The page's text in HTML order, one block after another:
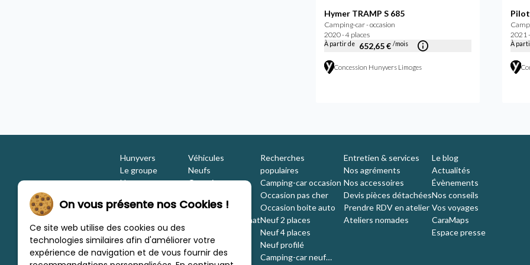
Hymer TRAMP S 685
Camping-car - occasion
2020 - 4 places
À partir de 652,65 € /mois
Concession Hunyvers Limoges
2021
À
Hunyvers
Le groupe
Nos engagements
Nous rejoindre
Nos marques
Les concessions
Nous trouver
Véhicules
Neufs
Occasions
Location
Estimation / Rachat
Financement
Recherches
populaires
Camping-car occasion
Occasion pas cher
Occasion boite auto
Neuf 2 places
Neuf 4 places
Neuf profilé
Camping-car neuf
Entretien & services
Nos agréments
Nos accessoires
Devis pièces détachées
Prendre RDV en atelier
Ateliers nomades
Le blog
Actualités
Évènements
Nos conseils
Vos voyages
CaraMaps
Espace presse
On vous présente nos Cookies !
Ce site web utilise des cookies ou des
technologies similaires afin d'améliorer votre
expérience de navigation et de vous fournir des